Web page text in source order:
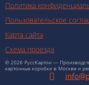
Политика
Пользовательское
Карта сайта
Схема проезда
© 2026 РуссКартон —
картонные коробки в Москве и